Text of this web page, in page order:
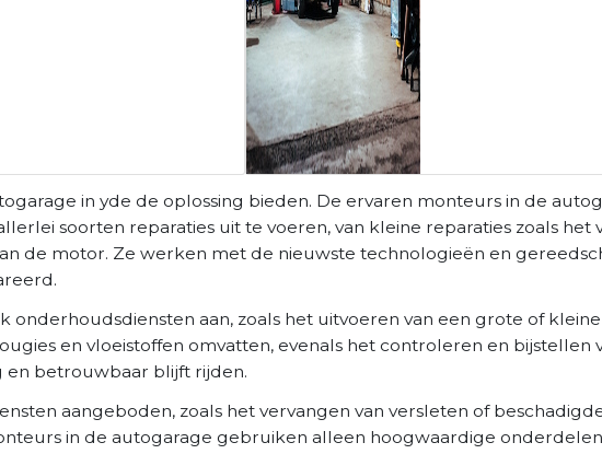
in yde de oplossing bieden. De ervaren monteurs in de
soorten reparaties uit te voeren, van kleine reparaties zoals het
de motor. Ze werken met de nieuwste technologieën en
onderhoudsdiensten aan, zoals het uitvoeren van een grote of
en vloeistoffen omvatten, evenals het controleren en bijstellen
en betrouwbaar blijft rijden.
aangeboden, zoals het vervangen van versleten of
in de autogarage gebruiken alleen hoogwaardige